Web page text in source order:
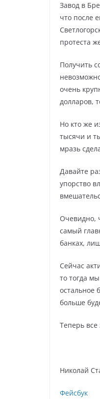
Завод в
что после
протеста
Получить
очень
долларов,
Но кто же
тысячи и
мразь
Давайте
упорство
Очевидно,
самый
банках,
Сейчас
то тогда
остальное
больше
Теперь все
Фейсбук